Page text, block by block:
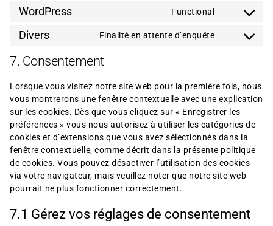
WordPress Functional
Divers Finalité en attente d’enquête
7. Consentement
Lorsque vous visitez notre site web pour la première fois, nous
vous montrerons une fenêtre contextuelle avec une explication
sur les cookies. Dès que vous cliquez sur « Enregistrer les
préférences » vous nous autorisez à utiliser les catégories de
cookies et d’extensions que vous avez sélectionnés dans la
fenêtre contextuelle, comme décrit dans la présente politique
de cookies. Vous pouvez désactiver l’utilisation des cookies
via votre navigateur, mais veuillez noter que notre site web
pourrait ne plus fonctionner correctement.
7.1 Gérez vos réglages de consentement